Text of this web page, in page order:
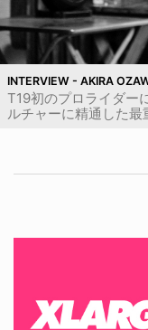
INTERVIEW - AKIRA
T19初のプロライダー
ルチャーに精通した最